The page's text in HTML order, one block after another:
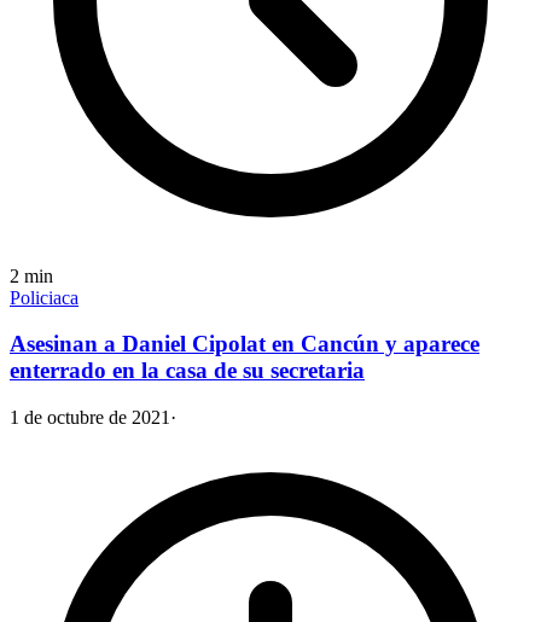
2 min
Policiaca
Asesinan a Daniel Cipolat en Cancún y aparece
enterrado en la casa de su secretaria
1 de octubre de 2021 ·